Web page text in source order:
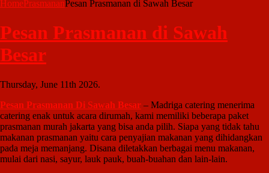
HomePrasmananPesan Prasmanan di Sawah Besar
Pesan Prasmanan di Sawah
Besar
Thursday, June 11th 2026.
Pesan Prasmanan Di Sawah Besar – Madriga catering menerima
catering enak untuk acara dirumah, kami memiliki beberapa paket
prasmanan murah jakarta yang bisa anda pilih. Siapa yang tidak tahu
makanan prasmanan yaitu cara penyajian makanan yang dihidangkan
pada meja memanjang. Disana diletakkan berbagai menu makanan,
mulai dari nasi, sayur, lauk pauk, buah-buahan dan lain-lain.